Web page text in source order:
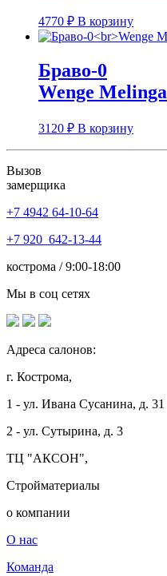
4770 ₽ В корзину
Браво-0
Wenge Melinga
3120 ₽ В корзину
Вызов
замерщика
+7 4942 64-10-64
+7 920 642-13-44
кострома / 9:00-18:00
Мы в соц сетях
Адреса салонов:
г. Кострома,
1 - ул. Ивана Сусанина, д. 31
2 - ул. Сутырина, д. 3
ТЦ "АКСОН",
Стройматериалы
о компании
О нас
Команда